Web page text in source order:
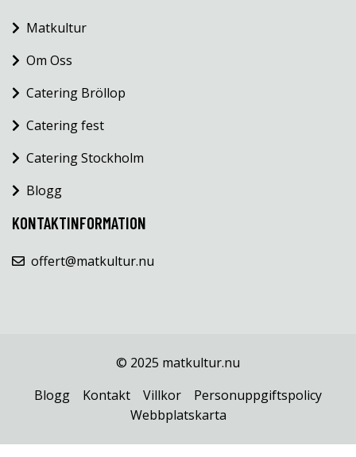
Matkultur
Om Oss
Catering Bröllop
Catering fest
Catering Stockholm
Blogg
KONTAKTINFORMATION
offert@matkultur.nu
© 2025 matkultur.nu
Blogg
Kontakt Villkor
Personuppgiftspolicy
Webbplatskarta